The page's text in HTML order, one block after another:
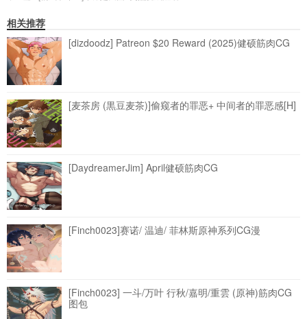
相关推荐
[dizdoodz] Patreon $20 Reward (2025)健硕筋肉CG
[麦茶房 (黒豆麦茶)]偷窥者的罪恶+ 中间者的罪恶感[H]
[DaydreamerJim] April健硕筋肉CG
[Finch0023]赛诺/ 温迪/ 菲林斯原神系列CG漫
[Finch0023] 一斗/万叶 行秋/嘉明/重雲 (原神)筋肉CG
图包